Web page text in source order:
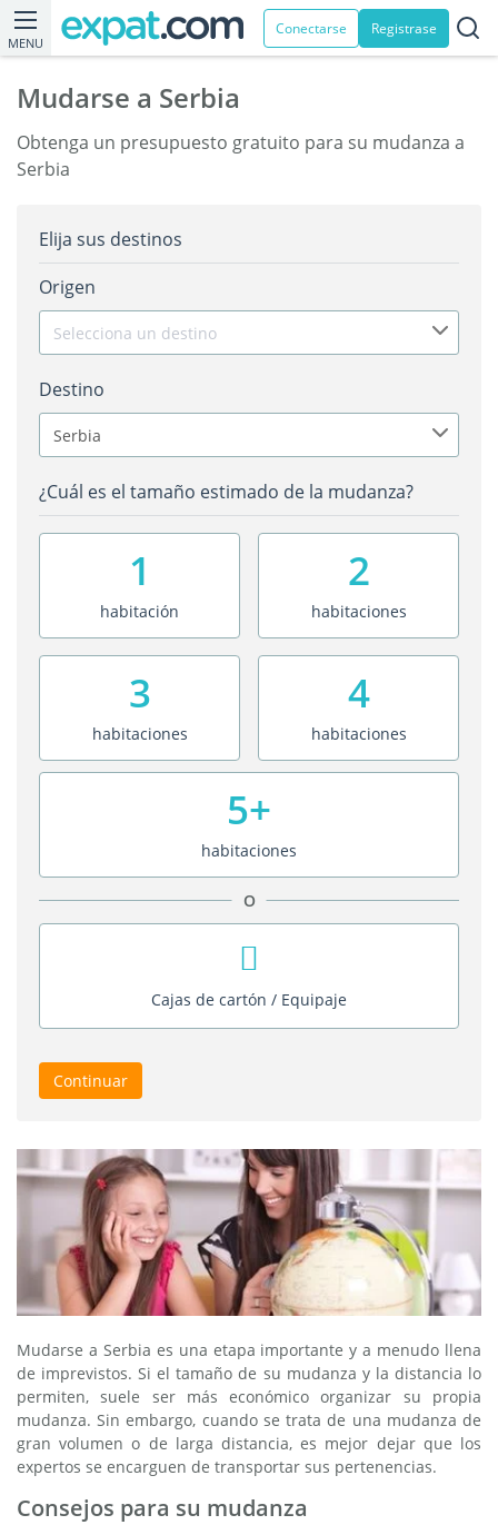
MENU
Conectarse Registrase
Mudarse a Serbia
Obtenga un presupuesto gratuito para su mudanza a
Serbia
Elija sus destinos
Origen
Selecciona un destino
Destino
Serbia
¿Cuál es el tamaño estimado de la mudanza?
1
habitación
2
habitaciones
3
habitaciones
4
habitaciones
5+
habitaciones
O
Cajas de cartón / Equipaje
Continuar
Mudarse a Serbia es una etapa importante y a menudo llena
de imprevistos. Si el tamaño de su mudanza y la distancia lo
permiten, suele ser más económico organizar su propia
mudanza. Sin embargo, cuando se trata de una mudanza de
gran volumen o de larga distancia, es mejor dejar que los
expertos se encarguen de transportar sus pertenencias.
Consejos para su mudanza